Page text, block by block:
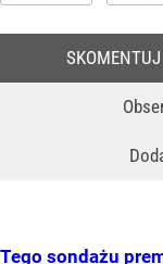
SKOMENTUJ
Tego sondażu